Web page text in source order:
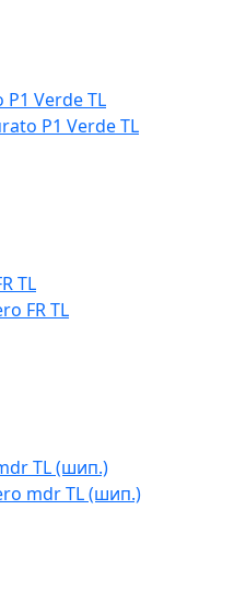
P1 Verde TL
FR TL
mdr TL (шип.)